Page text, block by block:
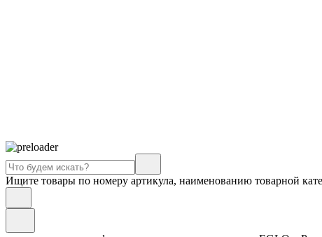
Ищите товары по номеру артикула, наименованию товарной